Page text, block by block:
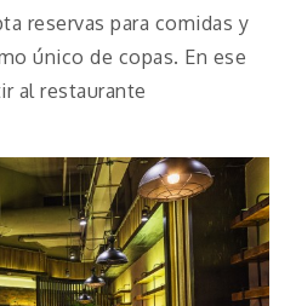
reservas para comidas y
único de copas. En ese
al restaurante